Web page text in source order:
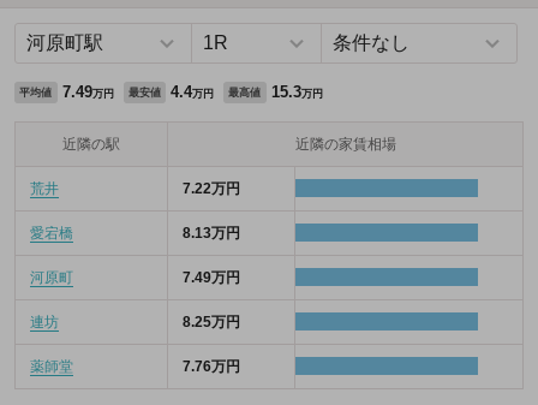
平均値 7.49万円 最安値 4.4万円 最高値 15.3万円
近隣の駅 近隣の家賃相場
荒井 7.22万円
愛宕橋 8.13万円
河原町 7.49万円
連坊 8.25万円
薬師堂 7.76万円